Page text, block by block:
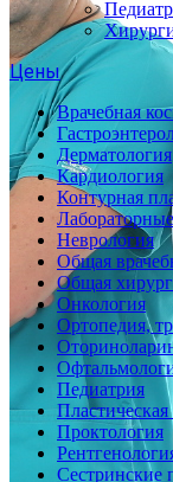
Цены
Врачебная
Дерматология
Кардиология
Контурная
Неврология
Общая
Общая
Онкология
Ортопедия,
Педиатрия
Проктология
Сестринские